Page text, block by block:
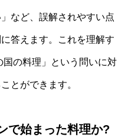
など、誤解されやすい点
答えます。これを理解す
の料理」という問いに対
とができます。
で始まった料理か?